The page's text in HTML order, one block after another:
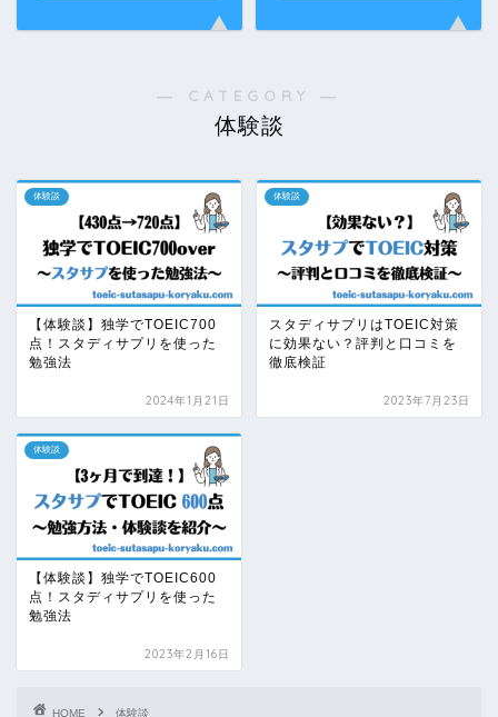
― CATEGORY ―
体験談
体験談
【体験談】独学でTOEIC700
点！スタディサプリを使った
勉強法
2024年1月21日
体験談
スタディサプリはTOEIC対策
に効果ない？評判と口コミを
徹底検証
2023年7月23日
体験談
【体験談】独学でTOEIC600
点！スタディサプリを使った
勉強法
2023年2月16日
HOME 体験談